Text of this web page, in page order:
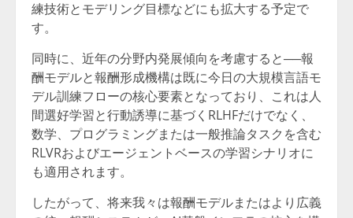
練技術とモデリング目標などにも拡大する予定で
す。
同時に、近年の分野内発展傾向を考慮すると──報
酬モデルと報酬形成機構は既に今日の大規模言語モ
デル訓練フローの核心要素となっており、これは人
間選好学習と行動誘導に基づくRLHFだけでなく、
数学、プログラミングまたは一般推論タスクを含む
RLVRおよびエージェントベースの学習シナリオに
も適用されます。
したがって、将来我々は報酬モデルまたはより広義